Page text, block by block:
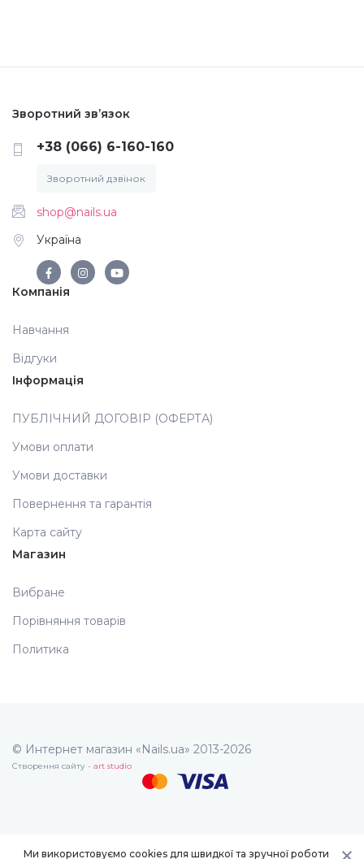
Зворотний зв’язок
+38 (066) 6-160-160
Зворотний дзвінок
shop@nails.ua
Україна
Компанія
Навчання
Відгуки
Інформація
ПУБЛІЧНИЙ ДОГОВІР (ОФЕРТА)
Умови оплати
Умови доставки
Повернення та гарантія
Карта сайту
Магазин
Вибране
Порівняння товарів
Политика
© Интернет магазин «Nails.ua» 2013-2026
Створення сайту - art studio
Ми використовуємо cookies для швидкої та зручної роботи